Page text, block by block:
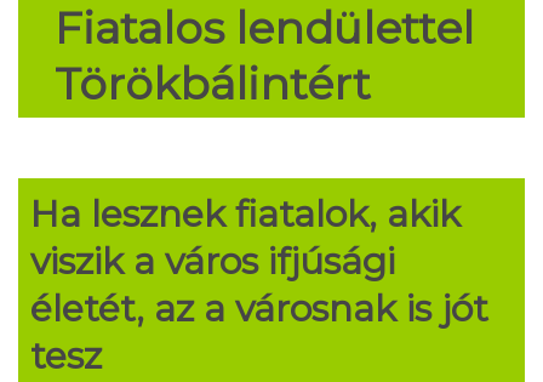
Fiatalos lendülettel
Törökbálintért
Ha lesznek fiatalok, akik
viszik a város ifjúsági
életét, az a városnak is jót
tesz